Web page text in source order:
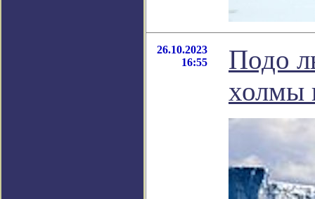
26.10.2023
16:55
Подо
холмы